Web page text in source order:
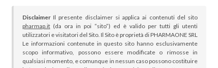
Disclaimer Il presente disclaimer si applica ai contenuti del sito
pharmap.it (da ora in poi “sito”) ed è valido per tutti gli utenti
utilizzatori e visitatori del Sito. Il Sito è proprietà di PHARMAONE SRL
Le informazioni contenute in questo sito hanno esclusivamente
scopo informativo, possono essere modificate o rimosse in
qualsiasi momento, e comunque in nessun caso possono costituire